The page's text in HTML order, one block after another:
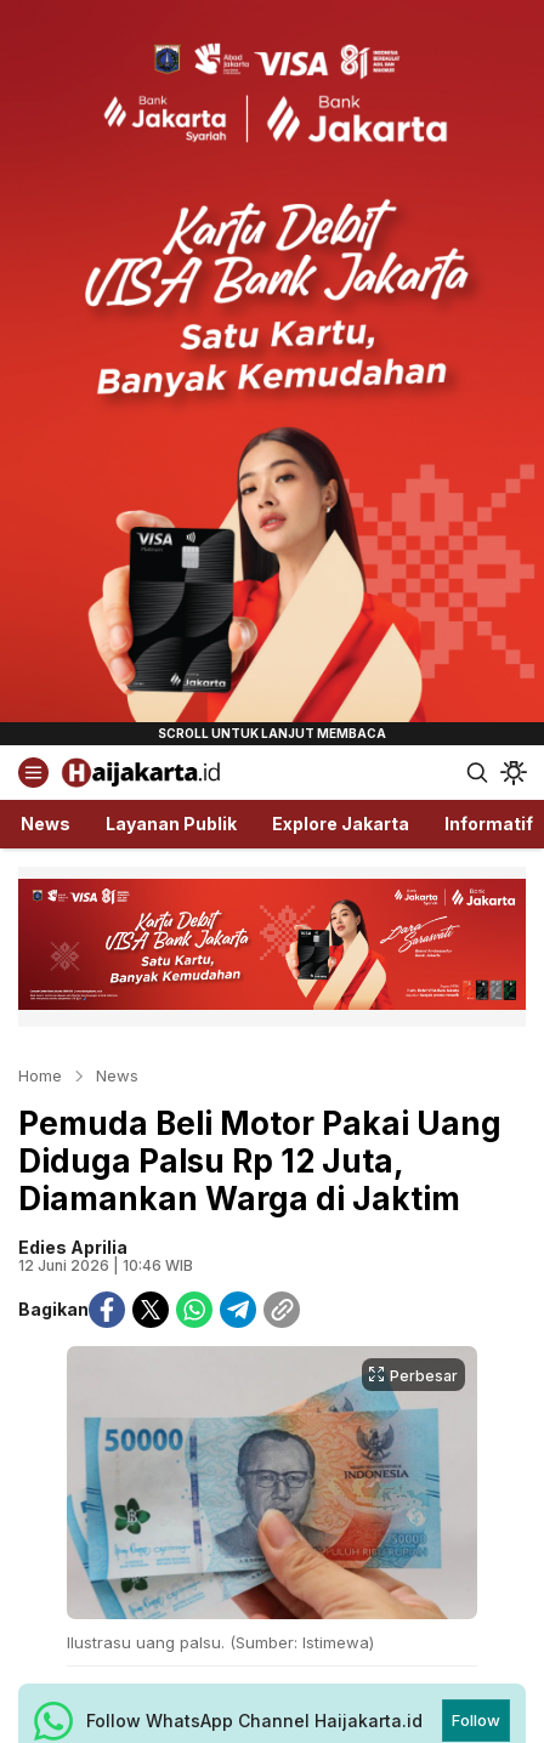
Haijakarta.id
Semua Tentang Jakarta Ada Disini!
News Layanan Publik Explore Jakarta Informatif
Home News
Pemuda Beli Motor Pakai Uang
Diduga Palsu Rp 12 Juta,
Diamankan Warga di Jaktim
Edies Aprilia
12 Juni 2026 | 10:46 WIB
Bagikan
Perbesar
Ilustrasu uang palsu. (Sumber: Istimewa)
Follow WhatsApp Channel Haijakarta.id Follow